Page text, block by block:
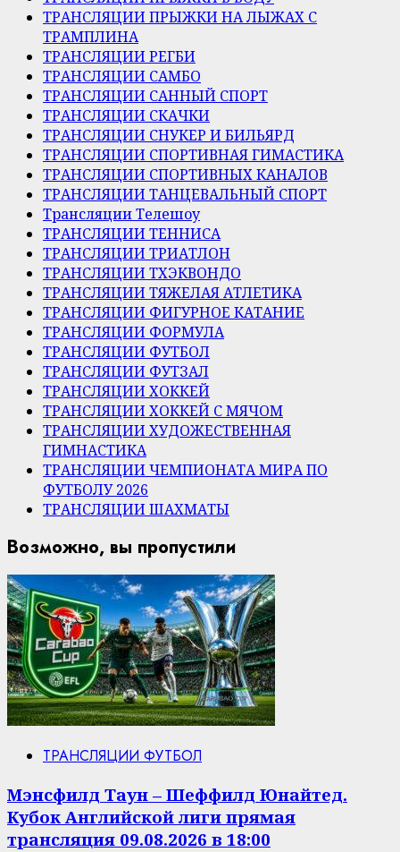
ТРАНСЛЯЦИИ ПРЫЖКИ НА ЛЫЖАХ С
ТРАМПЛИНА
ТРАНСЛЯЦИИ РЕГБИ
ТРАНСЛЯЦИИ САМБО
ТРАНСЛЯЦИИ САННЫЙ СПОРТ
ТРАНСЛЯЦИИ СКАЧКИ
ТРАНСЛЯЦИИ СНУКЕР И БИЛЬЯРД
ТРАНСЛЯЦИИ СПОРТИВНАЯ ГИМАСТИКА
ТРАНСЛЯЦИИ СПОРТИВНЫХ КАНАЛОВ
ТРАНСЛЯЦИИ ТАНЦЕВАЛЬНЫЙ СПОРТ
Трансляции Телешоу
ТРАНСЛЯЦИИ ТЕННИСА
ТРАНСЛЯЦИИ ТРИАТЛОН
ТРАНСЛЯЦИИ ТХЭКВОНДО
ТРАНСЛЯЦИИ ТЯЖЕЛАЯ АТЛЕТИКА
ТРАНСЛЯЦИИ ФИГУРНОЕ КАТАНИЕ
ТРАНСЛЯЦИИ ФОРМУЛА
ТРАНСЛЯЦИИ ФУТБОЛ
ТРАНСЛЯЦИИ ФУТЗАЛ
ТРАНСЛЯЦИИ ХОККЕЙ
ТРАНСЛЯЦИИ ХОККЕЙ С МЯЧОМ
ТРАНСЛЯЦИИ ХУДОЖЕСТВЕННАЯ
ГИМНАСТИКА
ТРАНСЛЯЦИИ ЧЕМПИОНАТА МИРА ПО
ФУТБОЛУ 2026
ТРАНСЛЯЦИИ ШАХМАТЫ
Возможно, вы пропустили
ТРАНСЛЯЦИИ ФУТБОЛ
Мэнсфилд Таун – Шеффилд Юнайтед.
Кубок Английской лиги прямая
трансляция 09.08.2026 в 18:00